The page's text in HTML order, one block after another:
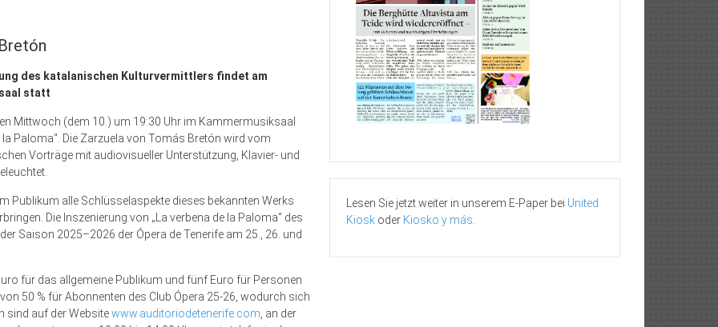
des katalanischen Kulturvermittlers findet am
statt
Mittwoch (dem 10.) um 19:30 Uhr im Kammermusiksaal
Paloma“. Die Zarzuela von Tomás Bretón wird vom
Vorträge mit audiovisueller Unterstützung, Klavier- und
Publikum alle Schlüsselaspekte dieses bekannten Werks
Die Inszenierung von „La verbena de la Paloma“ des
Saison 2025–2026 der Ópera de Tenerife am 25., 26. und
für das allgemeine Publikum und fünf Euro für Personen
50 % für Abonnenten des Club Ópera 25-26, wodurch sich
sind auf der Websitewww.auditoriodetenerife.com , an der
Lesen Sie jetzt weiter in unserem E-Paper bei United
Kiosk oder Kiosko y más